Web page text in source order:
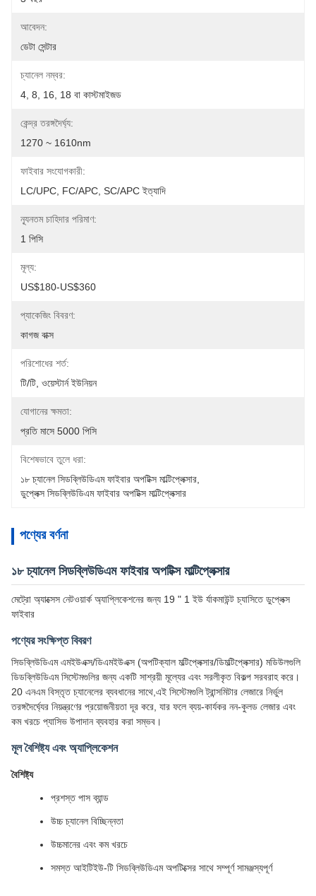
আবেদন:
ডেটা সেন্টার
চ্যানেল নম্বর:
4, 8, 16, 18 বা কাস্টমাইজড
কেন্দ্র তরঙ্গদৈর্ঘ্য:
1270 ~ 1610nm
ফাইবার সংযোগকারী:
LC/UPC, FC/APC, SC/APC ইত্যাদি
ন্যূনতম চাহিদার পরিমাণ:
1 পিসি
মূল্য:
US$180-US$360
প্যাকেজিং বিবরণ:
কাগজ বাক্স
পরিশোধের শর্ত:
টি/টি, ওয়েস্টার্ন ইউনিয়ন
যোগানের ক্ষমতা:
প্রতি মাসে 5000 পিসি
বিশেষভাবে তুলে ধরা:
১৮ চ্যানেল সিডব্লিউডিএম ফাইবার অপটিক্স মাল্টিপ্লেক্সার
ডুপ্লেক্স সিডব্লিউডিএম ফাইবার অপটিক্স মাল্টিপ্লেক্সার
পণ্যের বর্ণনা
১৮ চ্যানেল সিডব্লিউডিএম ফাইবার অপটিক্স মাল্টিপ্লেক্সার
মেট্রো অ্যাক্সেস নেটওয়ার্ক অ্যাপ্লিকেশনের জন্য 19 " 1 ইউ র্যাকমাউন্ট চ্যাসিতে ডুপ্লেক্স
ফাইবার
পণ্যের সংক্ষিপ্ত বিবরণ
সিডব্লিউডিএম এমইউএক্স/ডিএমইউএক্স (অপটিক্যাল মল্টিপ্লেক্সার/ডিমল্টিপ্লেক্সার) মডিউলগুলি
ডিডব্লিউডিএম সিস্টেমগুলির জন্য একটি সাশ্রয়ী মূল্যের এবং সরলীকৃত বিকল্প সরবরাহ করে।
20 এনএম বিস্তৃত চ্যানেলের ব্যবধানের সাথে,এই সিস্টেমগুলি ট্রান্সমিটার লেজারে নির্ভুল
তরঙ্গদৈর্ঘ্যের নিয়ন্ত্রণের প্রয়োজনীয়তা দূর করে, যার ফলে ব্যয়-কার্যকর নন-কুলড লেজার এবং
কম খরচে প্যাসিভ উপাদান ব্যবহার করা সম্ভব।
মূল বৈশিষ্ট্য এবং অ্যাপ্লিকেশন
বৈশিষ্ট্য
প্রশস্ত পাস ব্যান্ড
উচ্চ চ্যানেল বিচ্ছিন্নতা
উচ্চমানের এবং কম খরচে
সমস্ত আইটিইউ-টি সিডব্লিউডিএম অপটিক্সের সাথে সম্পূর্ণ সামঞ্জস্যপূর্ণ